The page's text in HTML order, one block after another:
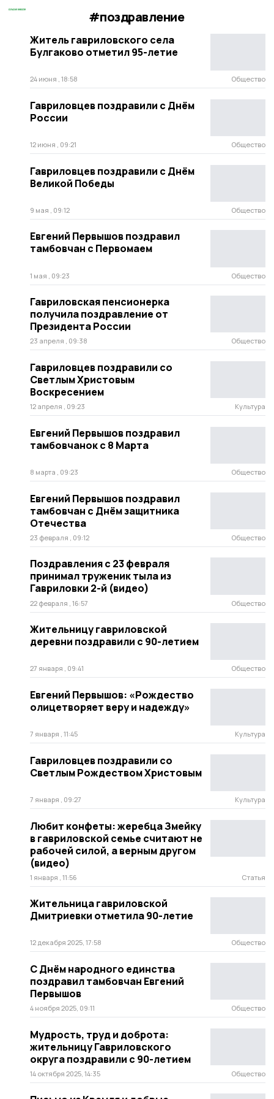
#поздравление
Житель гавриловского села
Булгаково отметил 95-летие
24 июня , 18:58 Общество
Гавриловцев поздравили с Днём
России
12 июня , 09:21 Общество
Гавриловцев поздравили с Днём
Великой Победы
9 мая , 09:12 Общество
Евгений Первышов поздравил
тамбовчан с Первомаем
1 мая , 09:23 Общество
Гавриловская пенсионерка
получила поздравление от
Президента России
23 апреля , 09:38 Общество
Гавриловцев поздравили со
Светлым Христовым
Воскресением
12 апреля , 09:23 Культура
Евгений Первышов поздравил
тамбовчанок с 8 Марта
8 марта , 09:23 Общество
Евгений Первышов поздравил
тамбовчан с Днём защитника
Отечества
23 февраля , 09:12 Общество
Поздравления с 23 февраля
принимал труженик тыла из
Гавриловки 2-й (видео)
22 февраля , 16:57 Общество
Жительницу гавриловской
деревни поздравили с 90-летием
27 января , 09:41 Общество
Евгений Первышов: «Рождество
олицетворяет веру и надежду»
7 января , 11:45 Культура
Гавриловцев поздравили со
Светлым Рождеством Христовым
7 января , 09:27 Культура
Любит конфеты: жеребца Змейку
в гавриловской семье считают не
рабочей силой, а верным другом
(видео)
1 января , 11:56 Статья
Жительница гавриловской
Дмитриевки отметила 90-летие
12 декабря 2025, 17:58 Общество
С Днём народного единства
поздравил тамбовчан Евгений
Первышов
4 ноября 2025, 09:11 Общество
Мудрость, труд и доброта:
жительницу Гавриловского
округа поздравили с 90-летием
14 октября 2025, 14:35 Общество